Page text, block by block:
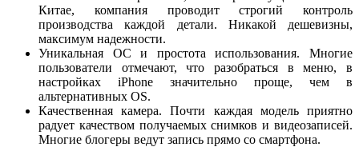
Китае, компания проводит строгий контроль
производства каждой детали. Никакой дешевизны,
максимум надежности.
Уникальная ОС и простота использования. Многие
пользователи отмечают, что разобраться в меню, в
настройках iPhone значительно проще, чем в
альтернативных OS.
Качественная камера. Почти каждая модель приятно
радует качеством получаемых снимков и видеозаписей.
Многие блогеры ведут запись прямо со смартфона.